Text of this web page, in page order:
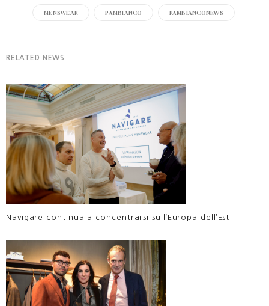
MENSWEAR PAMBIANCO PAMBIANCONEWS
RELATED NEWS
Navigare continua a concentrarsi sull’Europa dell’Est